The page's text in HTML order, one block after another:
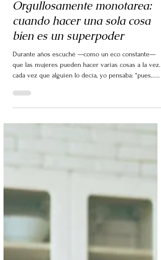
6 oct 2025
3 min de lectura
Orgullosamente monotarea:
cuando hacer una sola cosa
bien es un superpoder
Durante años escuché —como un eco constante—
cada vez que alguien lo decía, yo pensaba: “pues…